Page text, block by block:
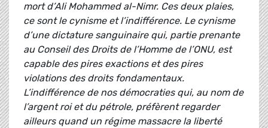
mort d’Ali Mohammed al-Nimr. Ces deux plaies,
ce sont le cynisme et l’indifférence. Le cynisme
d’une dictature sanguinaire qui, partie prenante
au Conseil des Droits de l’Homme de l’ONU, est
capable des pires exactions et des pires
violations des droits fondamentaux.
L’indifférence de nos démocraties qui, au nom de
l’argent roi et du pétrole, préfèrent regarder
ailleurs quand un régime massacre la liberté